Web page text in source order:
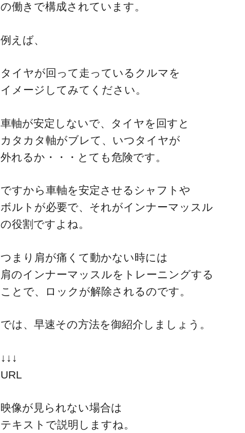
の働きで構成されています。
例えば、
タイヤが回って走っているクルマを
イメージしてみてください。
車軸が安定しないで、タイヤを回すと
カタカタ軸がブレて、いつタイヤが
外れるか・・・とても危険です。
ですから車軸を安定させるシャフトや
ボルトが必要で、それがインナーマッスル
の役割ですよね。
つまり肩が痛くて動かない時には
肩のインナーマッスルをトレーニングする
ことで、ロックが解除されるのです。
では、早速その方法を御紹介しましょう。
↓↓↓
URL
映像が見られない場合は
テキストで説明しますね。